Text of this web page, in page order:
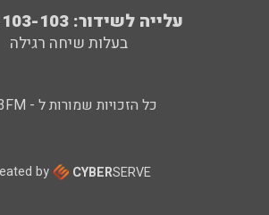
עלייה לשידור: 0552-103-103
בעלות שיחה רגילה
כל הזכויות שמורות ל - 103FM
by CYBERSERVE